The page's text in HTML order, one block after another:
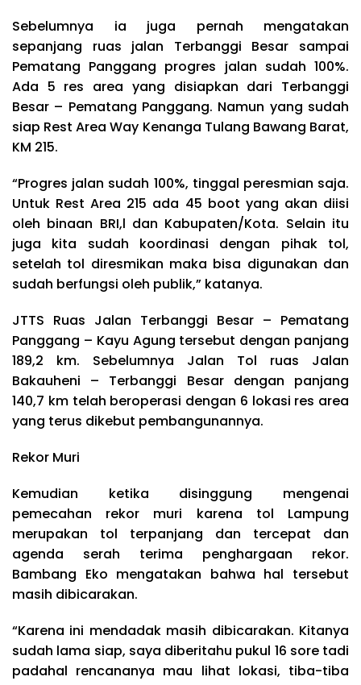
Sebelumnya ia juga pernah mengatakan
sepanjang ruas jalan Terbanggi Besar sampai
Pematang Panggang progres jalan sudah 100%.
Ada 5 res area yang disiapkan dari Terbanggi
Besar – Pematang Panggang. Namun yang sudah
siap Rest Area Way Kenanga Tulang Bawang Barat,
KM 215.
“Progres jalan sudah 100%, tinggal peresmian saja.
Untuk Rest Area 215 ada 45 boot yang akan diisi
oleh binaan BRI,l dan Kabupaten/Kota. Selain itu
juga kita sudah koordinasi dengan pihak tol,
setelah tol diresmikan maka bisa digunakan dan
sudah berfungsi oleh publik,” katanya.
JTTS Ruas Jalan Terbanggi Besar – Pematang
Panggang – Kayu Agung tersebut dengan panjang
189,2 km. Sebelumnya Jalan Tol ruas Jalan
Bakauheni – Terbanggi Besar dengan panjang
140,7 km telah beroperasi dengan 6 lokasi res area
yang terus dikebut pembangunannya.
Rekor Muri
Kemudian ketika disinggung mengenai
pemecahan rekor muri karena tol Lampung
merupakan tol terpanjang dan tercepat dan
agenda serah terima penghargaan rekor.
Bambang Eko mengatakan bahwa hal tersebut
masih dibicarakan.
“Karena ini mendadak masih dibicarakan. Kitanya
sudah lama siap, saya diberitahu pukul 16 sore tadi
padahal rencananya mau lihat lokasi, tiba-tiba